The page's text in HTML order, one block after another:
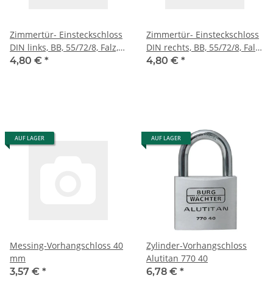
Zimmertür- Einsteckschloss
DIN links, BB, 55/72/8, Falz,
Stulpe silber lackiert
4,80 € *
Zimmertür- Einsteckschloss
DIN rechts, BB, 55/72/8, Falz,
Stulpe silber lackiert
4,80 € *
AUF LAGER
Messing-Vorhangschloss 40
mm
3,57 € *
AUF LAGER
Zylinder-Vorhangschloss
Alutitan 770 40
6,78 € *